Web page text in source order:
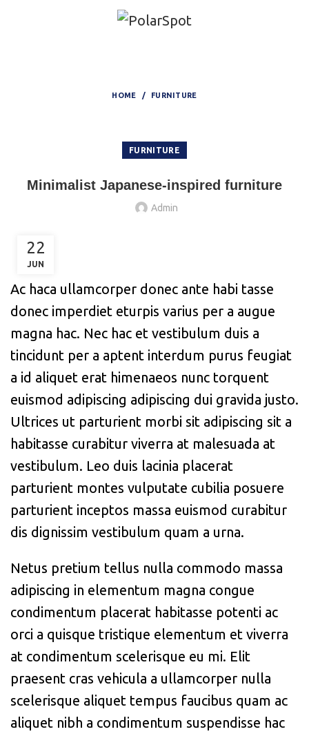
HOME FURNITURE
FURNITURE
Minimalist Japanese-inspired furniture
Admin
22
JUN
Ac haca ullamcorper donec ante habi tasse
donec imperdiet eturpis varius per a augue
magna hac. Nec hac et vestibulum duis a
tincidunt per a aptent interdum purus feugiat
a id aliquet erat himenaeos nunc torquent
euismod adipiscing adipiscing dui gravida justo.
Ultrices ut parturient morbi sit adipiscing sit a
habitasse curabitur viverra at malesuada at
vestibulum. Leo duis lacinia placerat
parturient montes vulputate cubilia posuere
parturient inceptos massa euismod curabitur
dis dignissim vestibulum quam a urna.
Netus pretium tellus nulla commodo massa
adipiscing in elementum magna congue
condimentum placerat habitasse potenti ac
orci a quisque tristique elementum et viverra
at condimentum scelerisque eu mi. Elit
praesent cras vehicula a ullamcorper nulla
scelerisque aliquet tempus faucibus quam ac
aliquet nibh a condimentum suspendisse hac